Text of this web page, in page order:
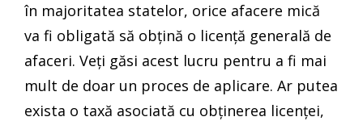
în majoritatea statelor, orice afacere mică
va fi obligată să obțină o licență generală de
afaceri. Veți găsi acest lucru pentru a fi mai
mult de doar un proces de aplicare. Ar putea
exista o taxă asociată cu obținerea licenței,